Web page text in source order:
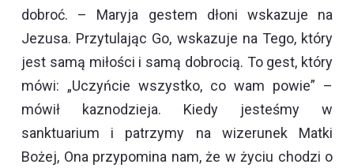
dobroć. – Maryja gestem dłoni wskazuje na
Jezusa. Przytulając Go, wskazuje na Tego, który
jest samą miłości i samą dobrocią. To gest, który
mówi: „Uczyńcie wszystko, co wam powie” –
mówił kaznodzieja. Kiedy jesteśmy w
sanktuarium i patrzymy na wizerunek Matki
Bożej, Ona przypomina nam, że w życiu chodzi o